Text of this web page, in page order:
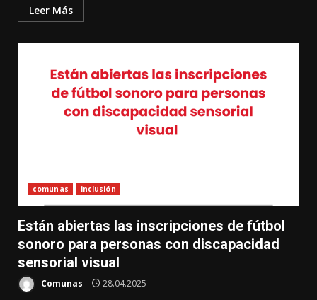
Leer Más
comunas inclusión
Están abiertas las inscripciones de fútbol
sonoro para personas con discapacidad
sensorial visual
Comunas 28.04.2025